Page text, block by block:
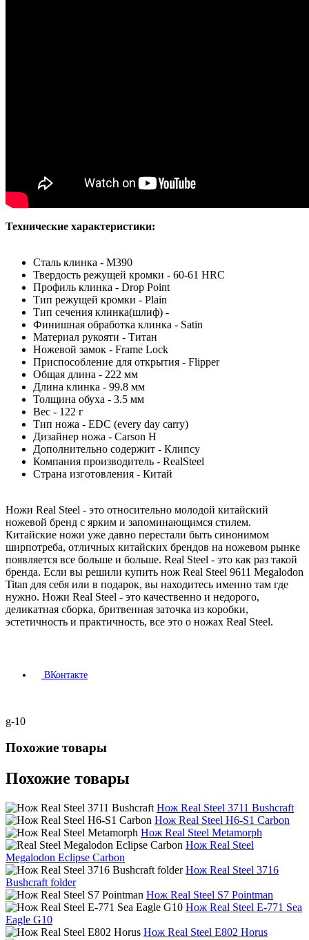
Технические характеристики:
Сталь клинка - M390
Твердость режущей кромки - 60-61 HRС
Профиль клинка - Drop Point
Тип режущей кромки - Plain
Тип сечения клинка(шлиф) -
Финишная обработка клинка - Satin
Материал рукояти - Титан
Ножевой замок - Frame Lock
Приспособление для открытия - Flipper
Общая длина - 222 мм
Длина клинка - 99.8 мм
Толщина обуха - 3.5 мм
Вес - 122 г
Тип ножа - EDC (every day carry)
Дизайнер ножа - Carson H
Дополнительно содержит - Клипсу
Компания производитель - RealSteel
Страна изготовления - Китай
Ножи Real Steel - это относительно молодой китайский
ножевой бренд с ярким и запоминающимся стилем.
Китайские ножи уже давно перестали быть синонимом
ширпотреба, отличных китайских брендов на ножевом рынке
появляется все больше и больше. Real Steel - это как раз такой
бренда. Если вы решили купить нож Real Steel 9611 Megalodon
Titan для себя или в подарок, вы находитесь именно там где
нужно. Ножи Real Steel - это качественно и недорого,
деликатная сборка, бритвенная заточка из коробки,
эстетичность и практичность, все это о ножах Real Steel.
ВКонтакте
g-10
Похожие товары
Похожие товары
Нож Real Steel 3711 Bushcraft
Нож Real Steel H6-S1 Carbon
Нож Real Steel Metamorph
Нож Real Steel
Megalodon Eclipse Carbon
Нож Real Steel 3716
Bushcraft folder
Нож Real Steel S7 Pointman
Нож Real Steel E-771 Sea
Eagle G10
Нож Real Steel E802 Horus